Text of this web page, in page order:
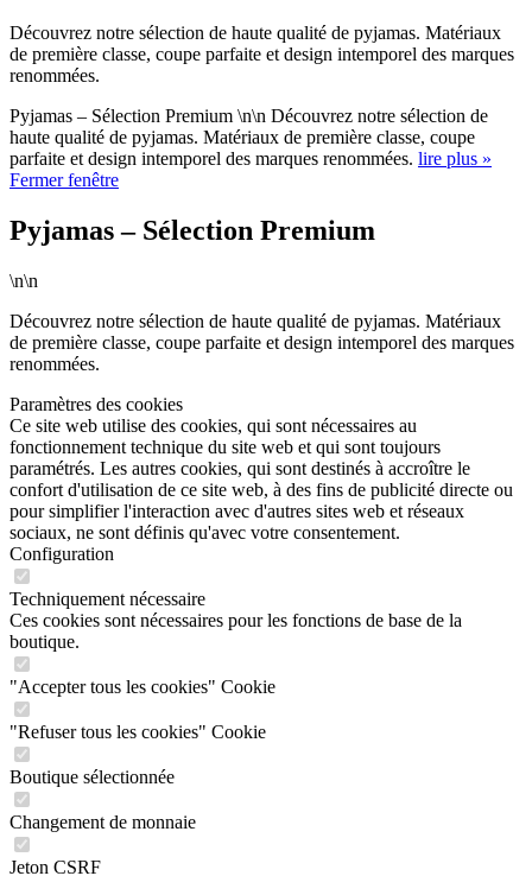
Découvrez notre sélection de haute qualité de pyjamas. Matériaux
de première classe, coupe parfaite et design intemporel des marques
renommées.
Pyjamas – Sélection Premium \n\n Découvrez notre sélection de
haute qualité de pyjamas. Matériaux de première classe, coupe
parfaite et design intemporel des marques renommées. lire plus »
Fermer fenêtre
Pyjamas – Sélection Premium
\n\n
Découvrez notre sélection de haute qualité de pyjamas. Matériaux
de première classe, coupe parfaite et design intemporel des marques
renommées.
Paramètres des cookies
Ce site web utilise des cookies, qui sont nécessaires au
fonctionnement technique du site web et qui sont toujours
paramétrés. Les autres cookies, qui sont destinés à accroître le
confort d'utilisation de ce site web, à des fins de publicité directe ou
pour simplifier l'interaction avec d'autres sites web et réseaux
sociaux, ne sont définis qu'avec votre consentement.
Configuration
Techniquement nécessaire
Ces cookies sont nécessaires pour les fonctions de base de la
boutique.
"Accepter tous les cookies" Cookie
"Refuser tous les cookies" Cookie
Boutique sélectionnée
Changement de monnaie
Jeton CSRF